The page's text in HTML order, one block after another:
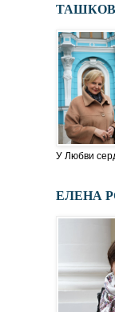
У Любви
ЕЛЕНА